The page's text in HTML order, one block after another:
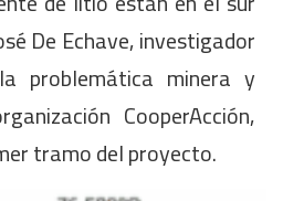
De Echave, investigador
problemática minera y
CooperAcción,
tramo del proyecto.